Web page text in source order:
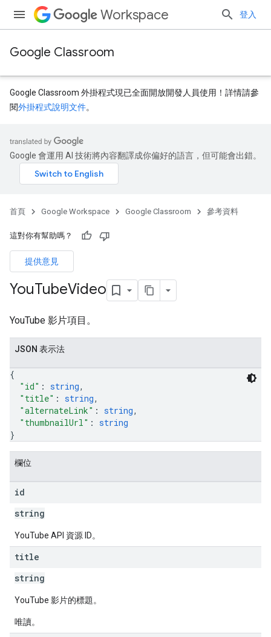
Workspace 登入
Google Classroom
Google Classroom 外掛程式現已全面開放開發人員使用！詳情請參
閱外掛程式說明文件。
Google 會運用 AI 技術將內容翻譯成你偏好的語言，但可能會出錯。
首頁 Google Workspace Google Classroom 參考資料
這對你有幫助嗎？
提供意見
YouTubeVideo
YouTube 影片項目。
JSON 表示法
{
"id" : string,
"title" : string,
"alternateLink" : string,
"thumbnailUrl" : string
}
欄位
id
string
YouTube API 資源 ID。
title
string
YouTube 影片的標題。
唯讀。